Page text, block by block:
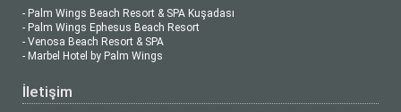
- Palm Wings Beach Resort & SPA Kuşadası
- Palm Wings Ephesus Beach Resort
- Venosa Beach Resort & SPA
- Marbel Hotel by Palm Wings
İletişim